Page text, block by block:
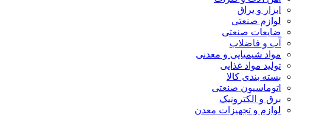
ابزار و یراق
لوازم صنعتی
ضایعات صنعتی
آب و فاضلاب
مواد شیمیایی و معدنی
تولید مواد غذایی
بسته بندی کالا
اتوماسیون صنعتی
برق و الکترونیک
لوازم و تجهیزات معدن